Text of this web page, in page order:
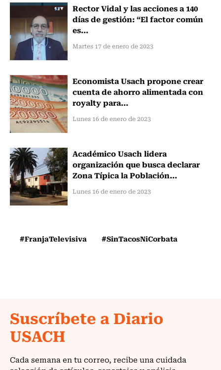
Rector Vidal y las acciones a 140
días de gestión: “El factor común
es...
Martes 17 de enero de 2023
Economista Usach propone crear
cuenta de ahorro alimentada con
royalty para...
Lunes 16 de enero de 2023
Académico Usach lidera
organización que busca declarar
Zona Típica la Población...
Lunes 16 de enero de 2023
#FranjaTelevisiva #SinTacosNiCorbata